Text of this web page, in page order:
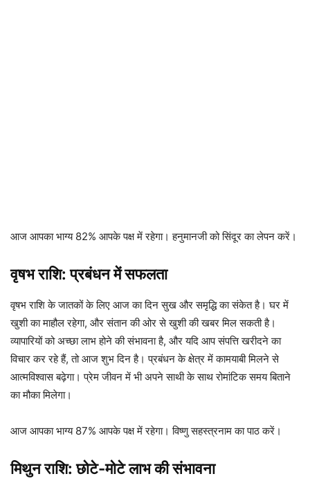
आज आपका भाग्य 82% आपके पक्ष में रहेगा। हनुमानजी को सिंदूर का लेपन करें।
वृषभ राशि: प्रबंधन में सफलता
वृषभ राशि के जातकों के लिए आज का दिन सुख और समृद्धि का संकेत है। घर में
खुशी का माहौल रहेगा, और संतान की ओर से खुशी की खबर मिल सकती है।
व्यापारियों को अच्छा लाभ होने की संभावना है, और यदि आप संपत्ति खरीदने का
विचार कर रहे हैं, तो आज शुभ दिन है। प्रबंधन के क्षेत्र में कामयाबी मिलने से
आत्मविश्वास बढ़ेगा। प्रेम जीवन में भी अपने साथी के साथ रोमांटिक समय बिताने
का मौका मिलेगा।
आज आपका भाग्य 87% आपके पक्ष में रहेगा। विष्णु सहस्त्रनाम का पाठ करें।
मिथुन राशि: छोटे-मोटे लाभ की संभावना